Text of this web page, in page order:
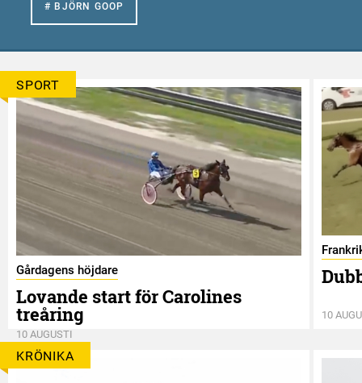
# BJÖRN GOOP
SPORT
Gårdagens höjdare
Lovande start för Carolines
treåring
10 AUGUSTI
10
KRÖNIKA